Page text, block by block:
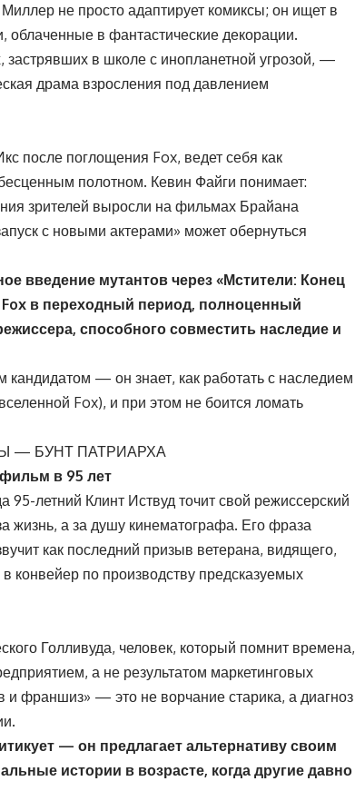
не просто адаптирует комиксы; он ищет в
облаченные в фантастические декорации.
застрявших в школе с инопланетной угрозой, —
драма взросления под давлением
после поглощения Fox, ведет себя как
полотном. Кевин Файги понимает:
зрителей выросли на фильмах Брайана
с новыми актерами» может обернуться
введение мутантов через «Мстители: Конец
в переходный период, полноценный
способного совместить наследие и
— он знает, как работать с наследием
Fox), и при этом не боится ломать
— БУНТ ПАТРИАРХА
в 95 лет
летний Клинт Иствуд точит свой режиссерский
жизнь, а за душу кинематографа. Его фраза
как последний призыв ветерана, видящего,
конвейер по производству предсказуемых
Голливуда, человек, который помнит времена,
а не результатом маркетинговых
и франшиз» — это не ворчание старика, а диагноз
— он предлагает альтернативу своим
истории в возрасте, когда другие давно